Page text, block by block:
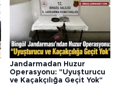
Jandarmadan Huzur
Operasyonu: "Uyuşturucu
ve Kaçakçılığa Geçit Yok"